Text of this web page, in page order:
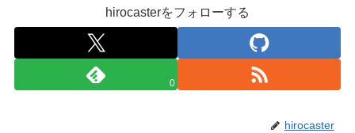
hirocasterをフォローする
0
hirocaster